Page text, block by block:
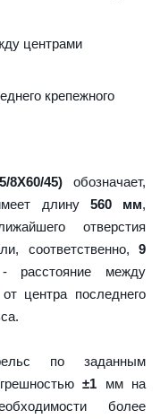
центрами
крепежного
8X60/45) обозначает,
длину 560 мм,
отверстия
соответственно,9
расстояние между
центра последнего
по заданным
±1 мм на
более